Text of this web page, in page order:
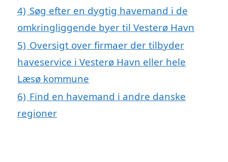
4) Søg efter en dygtig havemand i de
omkringliggende byer til Vesterø Havn
5) Oversigt over firmaer der tilbyder
haveservice i Vesterø Havn eller hele
Læsø kommune
6) Find en havemand i andre danske
regioner